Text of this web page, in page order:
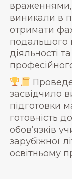
виникали в
отримати
подальшого
діяльності
засвідчило
підготовки
готовність
обов’язків
зарубіжної
освітньому